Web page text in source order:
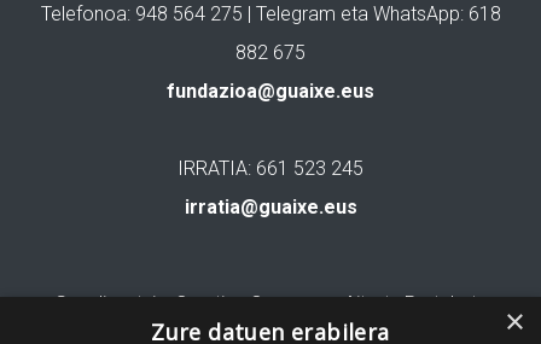
Telefonoa: 948 564 275 | Telegram eta WhatsApp: 618
882 675
fundazioa@guaixe.eus
IRRATIA: 661 523 245
irratia@guaixe.eus
Gure lizentzia: Creative Commons Aitortu Partekatu ×
Zure datuen erabilera